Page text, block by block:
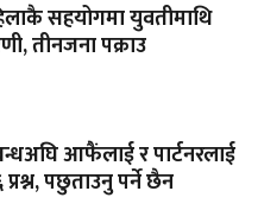
सहयोगमा युवतीमाथि
तीनजना पक्राउ
आफैंलाई र पार्टनरलाई
प्रश्न, पछुताउनु पर्ने छैन